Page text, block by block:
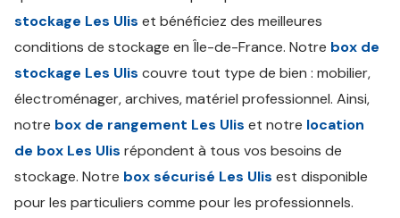
stockage Les Ulis et bénéficiez des meilleures
conditions de stockage en Île-de-France. Notre box de
stockage Les Ulis couvre tout type de bien : mobilier,
électroménager, archives, matériel professionnel. Ainsi,
notre box de rangement Les Ulis et notre location
de box Les Ulis répondent à tous vos besoins de
stockage. Notre box sécurisé Les Ulis est disponible
pour les particuliers comme pour les professionnels.